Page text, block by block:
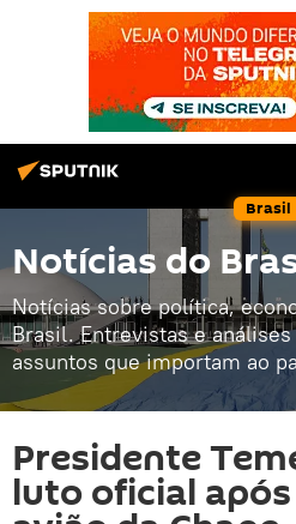
Brasil
Notícias do
Notícias sobre política,
Brasil. Entrevistas e
assuntos que importam ao
Presidente
luto oficial